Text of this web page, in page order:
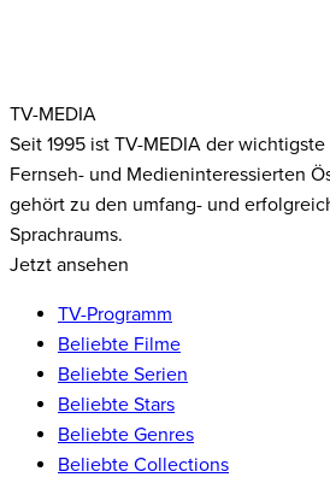
TV-MEDIA
Seit 1995 ist TV-MEDIA der
Fernseh- und Medieninteressierten
gehört zu den umfang- und
Sprachraums.
Jetzt ansehen
TV-Programm
Beliebte Filme
Beliebte Serien
Beliebte Stars
Beliebte Genres
Beliebte Collections